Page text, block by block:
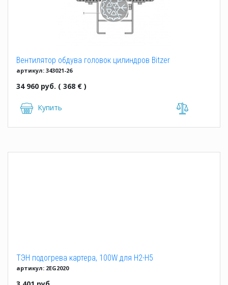
Вентилятор обдува головок цилиндров Bitzer
(2EEC...2CES)
артикул: 343021-26
34 960 руб. ( 368 € )
Купить
ТЭН подогрева картера, 100W для H2-H5
артикул: 2EG2020